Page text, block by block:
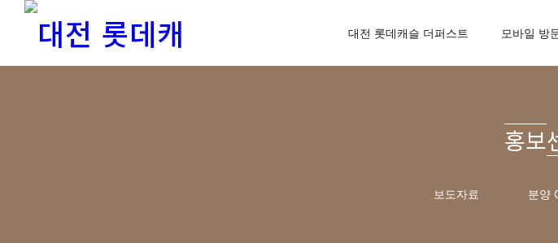
대전 롯데캐슬 더퍼스트 모바일 방
홍보
보도자료 분양